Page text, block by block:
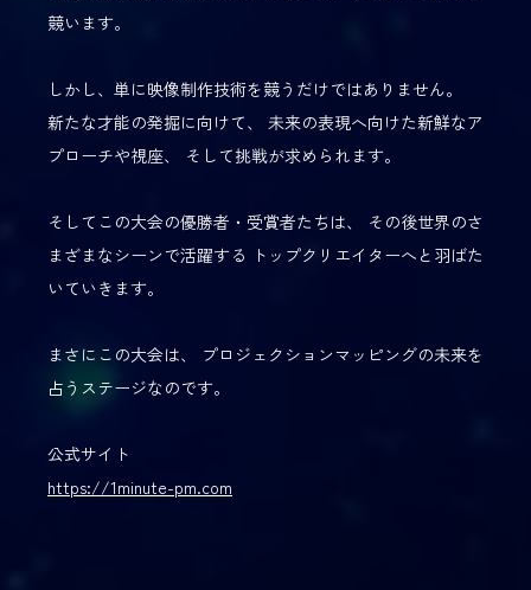
競います。
しかし、単に映像制作技術を競うだけではありません。
新たな才能の発掘に向けて、
未来の表現へ向けた新鮮なア
プローチや視座、
そして挑戦が求められます。
そしてこの大会の優勝者・受賞者たちは、
その後世界のさ
まざまなシーンで活躍する トップクリエイターへと羽ばた
いていきます。
まさにこの大会は、
プロジェクションマッピングの未来を
占うステージなのです。
公式サイト
https://1minute-pm.com